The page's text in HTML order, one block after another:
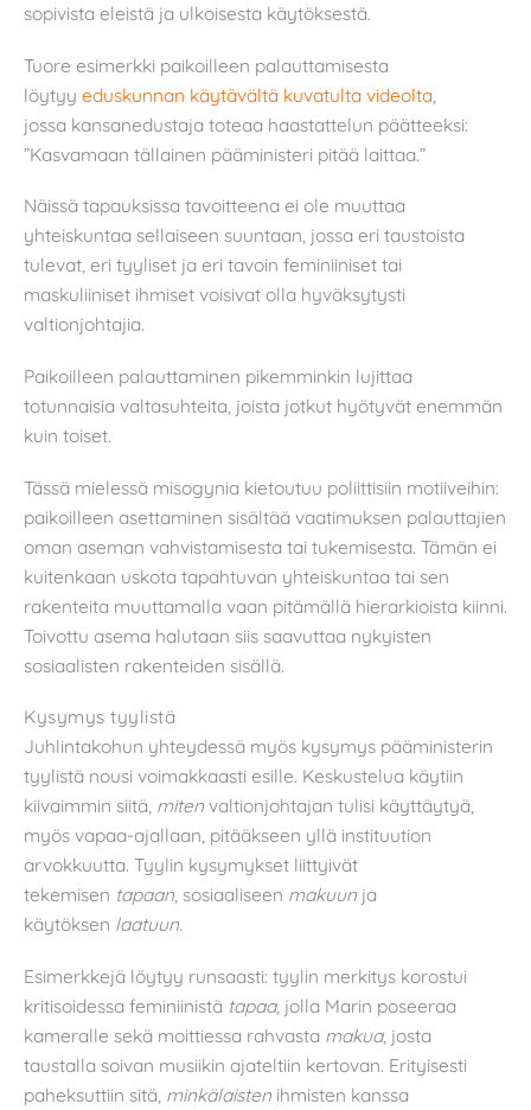
sopivista eleistä ja ulkoisesta käytöksestä.
Tuore esimerkki paikoilleen palauttamisesta
löytyy eduskunnan käytävältä kuvatulta videolta
jossa kansanedustaja toteaa haastattelun päätteeksi:
”Kasvamaan tällainen pääministeri pitää laittaa.”
Näissä tapauksissa tavoitteena ei ole muuttaa
yhteiskuntaa sellaiseen suuntaan, jossa eri taustoista
tulevat, eri tyyliset ja eri tavoin feminiiniset tai
maskuliiniset ihmiset voisivat olla hyväksytysti
valtionjohtajia.
Paikoilleen palauttaminen pikemminkin lujittaa
totunnaisia valtasuhteita, joista jotkut hyötyvät enemmän
kuin toiset.
Tässä mielessä misogynia kietoutuu poliittisiin motiiveihin:
paikoilleen asettaminen sisältää vaatimuksen palauttajien
oman aseman vahvistamisesta tai tukemisesta. Tämän ei
kuitenkaan uskota tapahtuvan yhteiskuntaa tai sen
rakenteita muuttamalla vaan pitämällä hierarkioista kiinni.
Toivottu asema halutaan siis saavuttaa nykyisten
sosiaalisten rakenteiden sisällä.
Kysymys tyylistä
Juhlintakohun yhteydessä myös kysymys pääministerin
tyylistä nousi voimakkaasti esille. Keskustelua käytiin
kiivaimmin siitä, miten valtionjohtajan tulisi käyttäytyä,
myös vapaa-ajallaan, pitääkseen yllä instituution
arvokkuutta. Tyylin kysymykset liittyivät
tekemisen tapaan, sosiaaliseen makuun ja
käytöksen laatuun.
Esimerkkejä löytyy runsaasti: tyylin merkitys korostui
kritisoidessa feminiinistä tapaa, jolla Marin poseeraa
kameralle sekä moittiessa rahvasta makua, josta
taustalla soivan musiikin ajateltiin kertovan. Erityisesti
paheksuttiin sitä, minkälaisten ihmisten kanssa